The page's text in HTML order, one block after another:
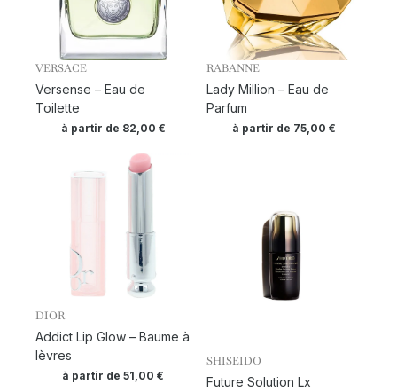
VERSACE
Versense – Eau de
Toilette
à partir de 82,00 €
RABANNE
Lady Million – Eau de
Parfum
à partir de 75,00 €
DIOR
Addict Lip Glow – Baume à
lèvres
à partir de51,00€
SHISEIDO
Future Solution Lx